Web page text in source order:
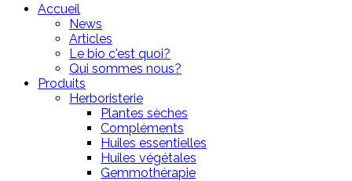
Accueil
News
Articles
Le bio c'est quoi?
Qui sommes nous?
Produits
Herboristerie
Plantes sèches
Compléments
Huiles essentielles
Huiles végétales
Gemmothérapie